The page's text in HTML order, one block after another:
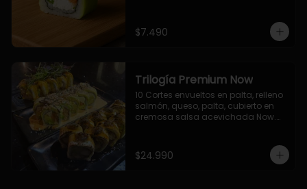
$7.490
Trilogía Premium Now
10 Cortes envueltos en palta, relleno
salmón, queso, palta, cubierto en
cremosa salsa acevichada Now.
palta, cubierto con topping de
chimichurri de la casa flambeado.
$24.990